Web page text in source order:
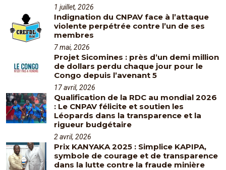
1 juillet, 2026
Indignation du CNPAV face à l’attaque
violente perpétrée contre l’un de ses
membres
7 mai, 2026
Projet Sicomines : près d’un demi million
de dollars perdu chaque jour pour le
Congo depuis l’avenant 5
17 avril, 2026
Qualification de la RDC au mondial 2026
: Le CNPAV félicite et soutien les
Léopards dans la transparence et la
rigueur budgétaire
2 avril, 2026
Prix KANYAKA 2025 : Simplice KAPIPA,
symbole de courage et de transparence
dans la lutte contre la fraude minière